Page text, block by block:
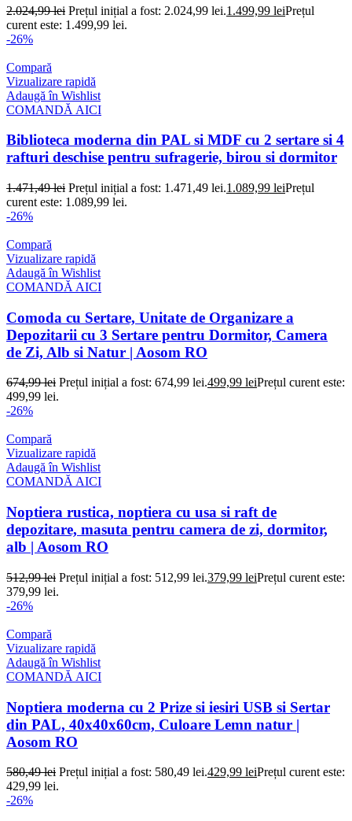
2.024,99lei Prețul inițial a fost: 2.024,99 lei.1.499,99 leiPrețul
curent este: 1.499,99 lei.
-26%
Compară
Vizualizare rapidă
Adaugă în Wishlist
COMANDĂ AICI
Biblioteca moderna din PAL si MDF cu 2 sertare si 4
rafturi deschise pentru sufragerie, birou si dormitor
1.471,49lei Prețul inițial a fost: 1.471,49 lei.1.089,99 leiPrețul
curent este: 1.089,99 lei.
-26%
Compară
Vizualizare rapidă
Adaugă în Wishlist
COMANDĂ AICI
Comoda cu Sertare, Unitate de Organizare a
Depozitarii cu 3 Sertare pentru Dormitor, Camera
de Zi, Alb si Natur | Aosom RO
674,99lei Prețul inițial a fost: 674,99 lei.499,99 leiPrețul curent este:
499,99 lei.
-26%
Compară
Vizualizare rapidă
Adaugă în Wishlist
COMANDĂ AICI
Noptiera rustica, noptiera cu usa si raft de
depozitare, masuta pentru camera de zi, dormitor,
alb | Aosom RO
512,99lei Prețul inițial a fost: 512,99 lei.379,99 leiPrețul curent este:
379,99 lei.
-26%
Compară
Vizualizare rapidă
Adaugă în Wishlist
COMANDĂ AICI
Noptiera moderna cu 2 Prize si iesiri USB si Sertar
din PAL, 40x40x60cm, Culoare Lemn natur |
Aosom RO
580,49lei Prețul inițial a fost: 580,49 lei.429,99 leiPrețul curent este:
429,99 lei.
-26%